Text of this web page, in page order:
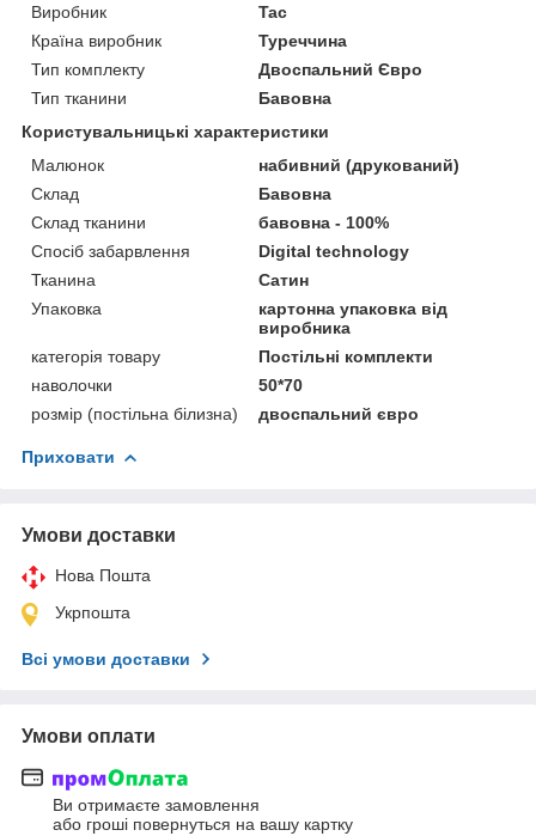
Виробник
Tac
Країна виробник
Туреччина
Тип комплекту
Двоспальний Євро
Тип тканини
Бавовна
Користувальницькі характеристики
Малюнок
набивний (друкований)
Склад
Бавовна
Склад тканини
бавовна - 100%
Спосіб забарвлення
Digital technology
Тканина
Сатин
Упаковка
картонна упаковка від
виробника
категорія товару
Постільні комплекти
наволочки
50*70
розмір (постільна білизна)
двоспальний євро
Приховати
Умови доставки
Нова Пошта
Укрпошта
Всі умови доставки
Умови оплати
Ви отримаєте замовлення
або гроші повернуться на вашу картку